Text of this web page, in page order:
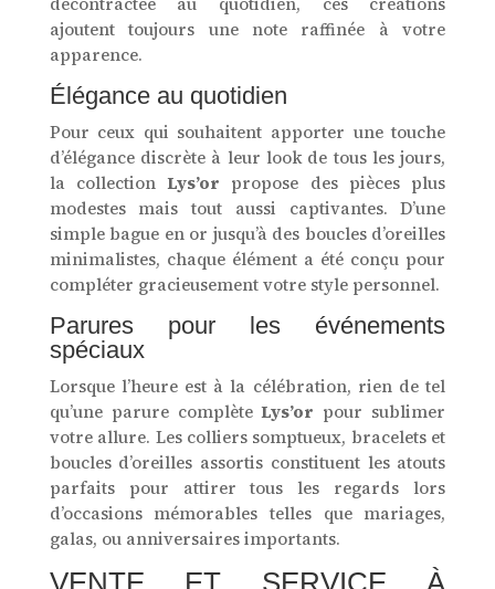
ajoutent toujours une note raffinée à votre
apparence.
Élégance au quotidien
Pour ceux qui souhaitent apporter une touche
d’élégance discrète à leur look de tous les jours,
la collectionLys’or propose des pièces plus
modestes mais tout aussi captivantes. D’une
simple bague en or jusqu’à des boucles d’oreilles
minimalistes, chaque élément a été conçu pour
compléter gracieusement votre style personnel.
Parures pour les événements
spéciaux
Lorsque l’heure est à la célébration, rien de tel
qu’une parure complèteLys’or pour sublimer
votre allure. Les colliers somptueux, bracelets et
boucles d’oreilles assortis constituent les atouts
parfaits pour attirer tous les regards lors
d’occasions mémorables telles que mariages,
galas, ou anniversaires importants.